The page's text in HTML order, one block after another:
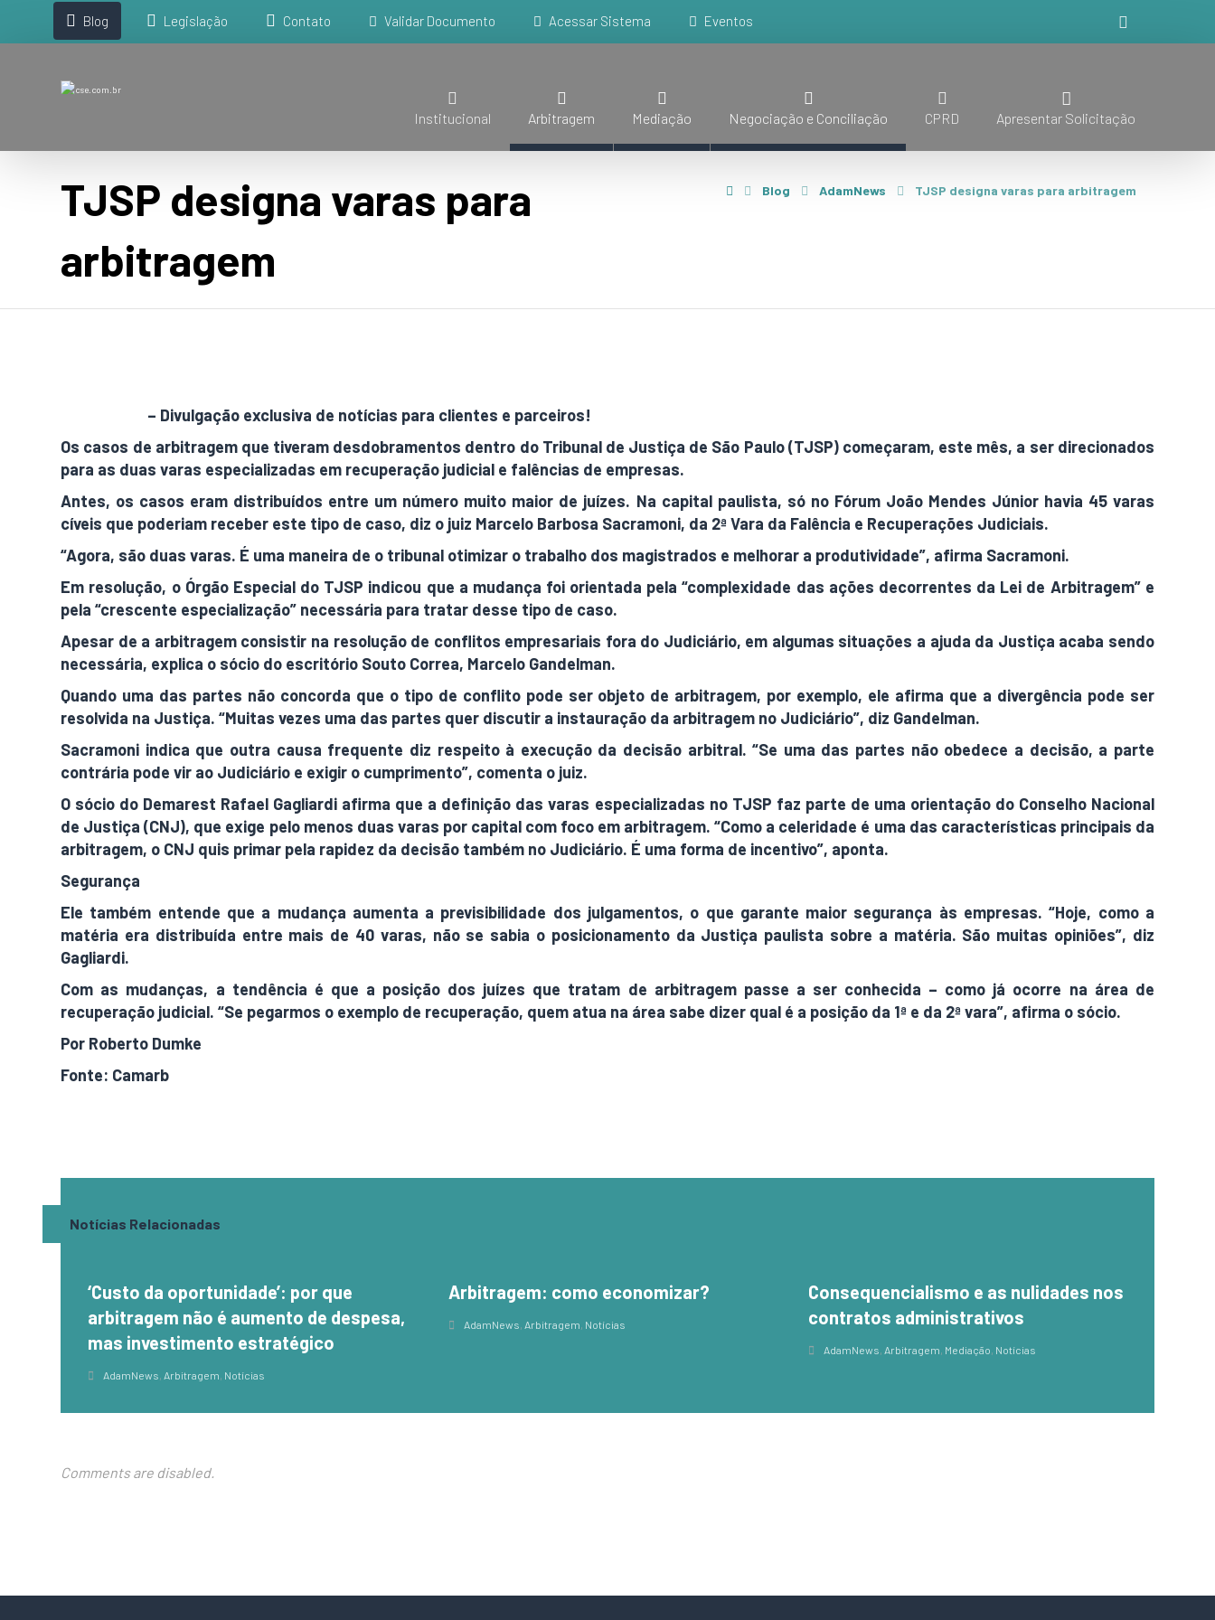
Blog Legislação Contato Validar Documento Acessar Sistema Eventos
Institucional Arbitragem Mediação Negociação e Conciliação CPRD Apresentar Solicitação
TJSP designa varas para
arbitragem
Blog AdamNews TJSP designa varas para arbitragem
– Divulgação exclusiva de notícias para clientes e parceiros!
Os casos de arbitragem que tiveram desdobramentos dentro do Tribunal de Justiça de São Paulo (TJSP) começaram, este mês, a ser direcionados
para as duas varas especializadas em recuperação judicial e falências de empresas.
Antes, os casos eram distribuídos entre um número muito maior de juízes. Na capital paulista, só no Fórum João Mendes Júnior havia 45 varas
cíveis que poderiam receber este tipo de caso, diz o juiz Marcelo Barbosa Sacramoni, da 2ª Vara da Falência e Recuperações Judiciais.
“Agora, são duas varas. É uma maneira de o tribunal otimizar o trabalho dos magistrados e melhorar a produtividade”, afirma Sacramoni.
Em resolução, o Órgão Especial do TJSP indicou que a mudança foi orientada pela “complexidade das ações decorrentes da Lei de Arbitragem” e
pela “crescente especialização” necessária para tratar desse tipo de caso.
Apesar de a arbitragem consistir na resolução de conflitos empresariais fora do Judiciário, em algumas situações a ajuda da Justiça acaba sendo
necessária, explica o sócio do escritório Souto Correa, Marcelo Gandelman.
Quando uma das partes não concorda que o tipo de conflito pode ser objeto de arbitragem, por exemplo, ele afirma que a divergência pode ser
resolvida na Justiça. “Muitas vezes uma das partes quer discutir a instauração da arbitragem no Judiciário”, diz Gandelman.
Sacramoni indica que outra causa frequente diz respeito à execução da decisão arbitral. “Se uma das partes não obedece a decisão, a parte
contrária pode vir ao Judiciário e exigir o cumprimento”, comenta o juiz.
O sócio do Demarest Rafael Gagliardi afirma que a definição das varas especializadas no TJSP faz parte de uma orientação do Conselho Nacional
de Justiça (CNJ), que exige pelo menos duas varas por capital com foco em arbitragem. “Como a celeridade é uma das características principais da
arbitragem, o CNJ quis primar pela rapidez da decisão também no Judiciário. É uma forma de incentivo”, aponta.
Segurança
Ele também entende que a mudança aumenta a previsibilidade dos julgamentos, o que garante maior segurança às empresas. “Hoje, como a
matéria era distribuída entre mais de 40 varas, não se sabia o posicionamento da Justiça paulista sobre a matéria. São muitas opiniões”, diz
Gagliardi.
Com as mudanças, a tendência é que a posição dos juízes que tratam de arbitragem passe a ser conhecida – como já ocorre na área de
recuperação judicial. “Se pegarmos o exemplo de recuperação, quem atua na área sabe dizer qual é a posição da 1ª e da 2ª vara”, afirma o sócio.
Por Roberto Dumke
Fonte: Camarb
Notícias Relacionadas
‘Custo da oportunidade’: por que
arbitragem não é aumento de despesa,
mas investimento estratégico
AdamNews, Arbitragem, Notícias
Arbitragem: como economizar?
AdamNews, Arbitragem, Notícias
Consequencialismo e as nulidades nos
contratos administrativos
AdamNews, Arbitragem, Mediação, Notícias
Comments are disabled.